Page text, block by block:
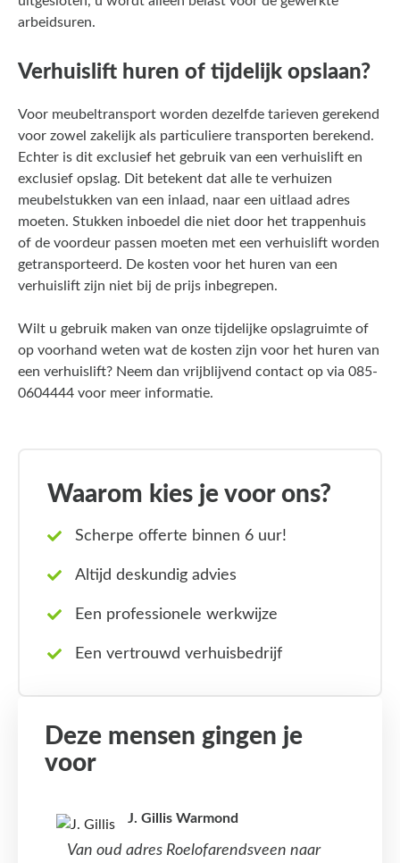
arbeidsuren.
Verhuislift huren of tijdelijk opslaan?
Voor meubeltransport worden dezelfde tarieven gerekend
voor zowel zakelijk als particuliere transporten berekend.
Echter is dit exclusief het gebruik van een verhuislift en
exclusief opslag. Dit betekent dat alle te verhuizen
meubelstukken van een inlaad, naar een uitlaad adres
moeten. Stukken inboedel die niet door het trappenhuis
of de voordeur passen moeten met een verhuislift worden
getransporteerd. De kosten voor het huren van een
verhuislift zijn niet bij de prijs inbegrepen.
Wilt u gebruik maken van onze tijdelijke opslagruimte of
op voorhand weten wat de kosten zijn voor het huren van
een verhuislift? Neem dan vrijblijvend contact op via 085-
0604444 voor meer informatie.
Waarom kies je voor ons?
Scherpe offerte binnen 6 uur!
Altijd deskundig advies
Een professionele werkwijze
Een vertrouwd verhuisbedrijf
Deze mensen gingen je
voor
J. Gillis Warmond
Van oud adres Roelofarendsveen naar